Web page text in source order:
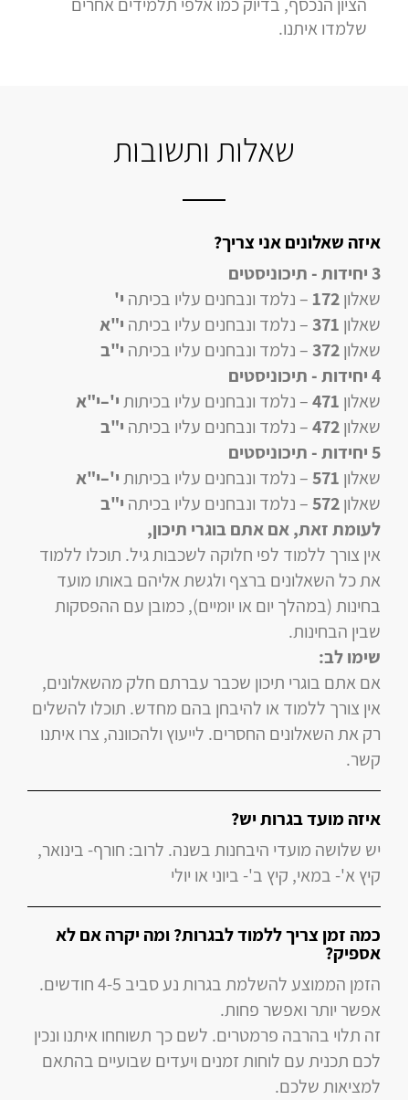
הציון הנכסף, בדיוק כמו אלפי תלמידים אחרים
שלמדו איתנו.
שאלות ותשובות
איזה שאלונים אני צריך?
3 יחידות - תיכוניסטים
שאלון172– נלמד ונבחנים עליו בכיתה י'
שאלון 371– נלמד ונבחנים עליו בכיתה י"א
שאלון372– נלמד ונבחנים עליו בכיתה י"ב
4 יחידות
- תיכוניסטים
שאלון 471
–נלמד ונבחנים עליו בכיתותי'–י"א
שאלון472
–נלמד ונבחנים עליו בכיתה י"ב
5 יחידות
- תיכוניסטים
שאלון 571
–נלמד ונבחנים עליו בכיתותי'–י"א
שאלון572
–נלמד ונבחנים עליו בכיתה י"ב
לעומת זאת, אם אתם בוגרי תיכון,
אין צורך ללמוד לפי חלוקה לשכבות גיל. תוכלו ללמוד
את כל השאלונים ברצף ולגשת אליהם באותו מועד
בחינות (במהלך יום או יומיים), כמובן עם ההפסקות
שבין הבחינות.
שימו לב:
אם אתם בוגרי תיכון שכבר עברתם חלק מהשאלונים,
אין צורך ללמוד או להיבחן בהם מחדש. תוכלו להשלים
רק את השאלונים החסרים. לייעוץ ולהכוונה, צרו איתנו
קשר.
איזה מועד בגרות יש?
יש שלושה מועדי היבחנות בשנה. לרוב: חורף- בינואר,
קיץ א'- במאי, קיץ ב'- ביוני או יולי
כמה זמן צריך ללמוד לבגרות? ומה יקרה אם לא
אספיק?
הזמן הממוצע להשלמת בגרות נע סביב 4-5 חודשים.
אפשר יותר ואפשר פחות.
זה תלוי בהרבה פרמטרים. לשם כך תשוחחו איתנו ונכין
לכם תכנית עם לוחות זמנים ויעדים שבועיים בהתאם
למציאות שלכם.